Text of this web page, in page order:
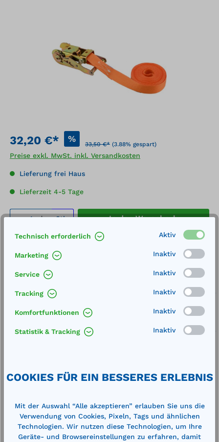
32,20 €* %
33,50 €* (3.88% gespart)
Preise exkl. MwSt. inkl. Versandkosten
Lieferung frei Haus
Lieferzeit 4-5 Tage
Produkt Anzahl: Gib den gewünschten
Stk. In den Warenkorb
Technische Daten
Technisch erforderlich Aktiv
Marketing Inaktiv
Service Inaktiv
Tracking Inaktiv
Komfortfunktionen Inaktiv
Statistik & Tracking Inaktiv
COOKIES FÜR EIN BESSERES ERLEBNIS
Mit der Auswahl “Alle akzeptieren” erlauben Sie uns die
Verwendung von Cookies, Pixeln, Tags und ähnlichen
Technologien. Wir nutzen diese Technologien, um Ihre
Geräte- und Browsereinstellungen zu erfahren, damit